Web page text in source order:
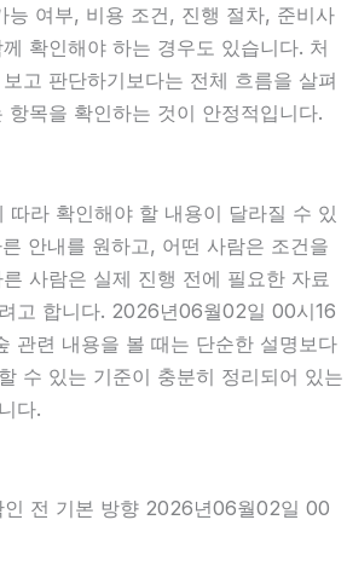
능 여부, 비용 조건, 진행 절차, 준비사
확인해야 하는 경우도 있습니다. 처
고 판단하기보다는 전체 흐름을 살펴
목을 확인하는 것이 안정적입니다.
따라 확인해야 할 내용이 달라질 수 있
안내를 원하고, 어떤 사람은 조건을
사람은 실제 진행 전에 필요한 자료
고 합니다. 2026년06월02일 00시16
관련 내용을 볼 때는 단순한 설명보다
수 있는 기준이 충분히 정리되어 있는
다.
인 전 기본 방향 2026년06월02일 00